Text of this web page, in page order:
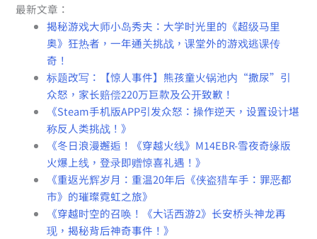
最新文章：
揭秘游戏大师小岛秀夫：大学时光里的《超级马里
奥》狂热者，一年通关挑战，课堂外的游戏逃课传
奇！
标题改写：【惊人事件】熊孩童火锅池内“撒尿”引
众怒，家长赔偿220万巨款及公开致歉！
《Steam手机版APP引发众怒：操作逆天，设置设计堪
称反人类挑战！》
《冬日浪漫邂逅！《穿越火线》M14EBR-雪夜奇缘版
火爆上线，登录即赠惊喜礼遇！》
《重返光辉岁月：重温20年后《侠盗猎车手：罪恶都
市》的璀璨霓虹之旅》
《穿越时空的召唤！《大话西游2》长安桥头神龙再
现，揭秘背后神奇事件！》